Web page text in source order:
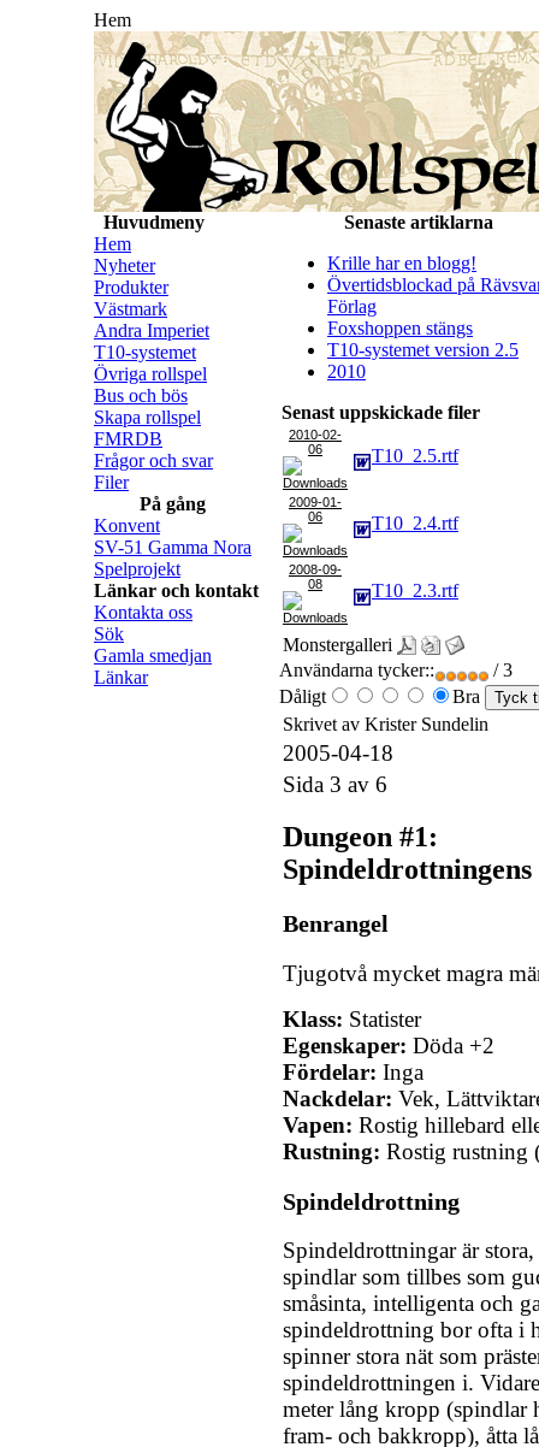
Hem
Huvudmeny
Hem
Nyheter
Produkter
Västmark
Andra Imperiet
T10-systemet
Övriga rollspel
Bus och bös
Skapa rollspel
FMRDB
Frågor och svar
Filer
På gång
Konvent
SV-51 Gamma Nora
Spelprojekt
Länkar och kontakt
Kontakta oss
Sök
Gamla smedjan
Länkar
Senaste artiklarna
Krille har en blogg!
Övertidsblockad på
Förlag
Foxshoppen stängs
T10-systemet version 2.5
2010
Senast uppskickade filer
2010-02-
06
T10_2.5.rtf
2009-01-
06
T10_2.4.rtf
2008-09-
08
T10_2.3.rtf
Monstergalleri
Användarna tycker::
/ 3
Dåligt
Bra
Skrivet av Krister Sundelin
2005-04-18
Sida 3 av 6
Dungeon #1:
Spindeldrottningens
Benrangel
Tjugotvå mycket magra
Klass: Statister
Egenskaper: Döda +2
Fördelar: Inga
Nackdelar: Vek,
Vapen: Rostig hillebard
Rustning: Rostig rustning
Spindeldrottning
Spindeldrottningar är
spindlar som tillbes som
småsinta, intelligenta och
spindeldrottning bor ofta i
spinner stora nät som
spindeldrottningen i.
meter lång kropp (spindlar
fram- och bakkropp), åtta